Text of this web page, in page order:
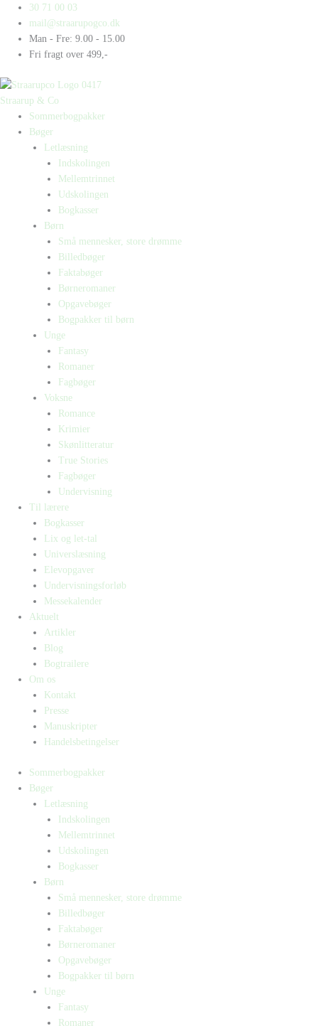
indholdet
30 71 00 03
mail@straarupogco.dk
Man - Fre: 9.00 - 15.00
Fri fragt over 499,-
Straarup & Co
Sommerbogpakker
Bøger
Letlæsning
Indskolingen
Mellemtrinnet
Udskolingen
Bogkasser
Børn
Små mennesker, store drømme
Billedbøger
Faktabøger
Børneromaner
Opgavebøger
Bogpakker til børn
Unge
Fantasy
Romaner
Fagbøger
Voksne
Romance
Krimier
Skønlitteratur
True Stories
Fagbøger
Undervisning
Til lærere
Bogkasser
Lix og let-tal
Universlæsning
Elevopgaver
Undervisningsforløb
Messekalender
Aktuelt
Artikler
Blog
Bogtrailere
Om os
Kontakt
Presse
Manuskripter
Handelsbetingelser
Sommerbogpakker
Bøger
Letlæsning
Indskolingen
Mellemtrinnet
Udskolingen
Bogkasser
Børn
Små mennesker, store drømme
Billedbøger
Faktabøger
Børneromaner
Opgavebøger
Bogpakker til børn
Unge
Fantasy
Romaner
Products
search
Products
search
Erindringsforfalskeren